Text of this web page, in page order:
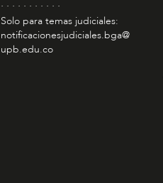
Solo para temas judiciales:
notificacionesjudiciales.bga@
upb.edu.co